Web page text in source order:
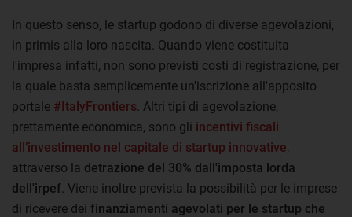
In questo senso, le startup godono di diverse agevolazioni,
in primis alla loro nascita. Quando viene costituita
l'impresa infatti, non sono previsti costi di registrazione, per
la quale basta semplicemente un'iscrizione all'apposito
portale #ItalyFrontiers . Altri tipi di agevolazione,
prettamente economica, sono gli incentivi fiscali
all’investimento nel capitale di startup innovative,
attraverso la detrazione del 30% dall'imposta lorda
dell'irpef . Viene inoltre prevista la possibilità per le imprese
di ricevere dei finanziamenti agevolati per le startup che